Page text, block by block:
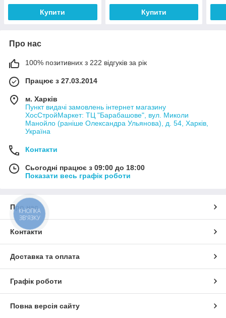
Купити Купити
Про нас
100% позитивних з 222 відгуків за рік
Працює з 27.03.2014
м. Харків
Пункт видачі замовлень інтернет магазину
ХосСтройМаркет: ТЦ "Барабашове", вул. Миколи
Манойло (раніше Олександра Ульянова), д. 54, Харків,
Україна
Контакти
Сьогодні працює з 09:00 до 18:00
Показати весь графік роботи
Про нас
Контакти
Доставка та оплата
Графік роботи
Повна версія сайту
КНОПКА
ЗВ'ЯЗКУ